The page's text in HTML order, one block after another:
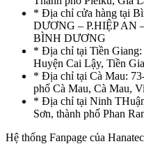
* Địa chỉ cửa hàng tại
DƯƠNG – P.HIỆP AN
BÌNH DƯƠNG
* Địa chỉ tại Tiền
Huyện Cai Lậy, Tiền
* Địa chỉ tại Cà Mau:
phố Cà Mau, Cà Mau,
* Địa chỉ tại Ninh
Sơn, thành phố Phan
Hệ thống Fanpage của